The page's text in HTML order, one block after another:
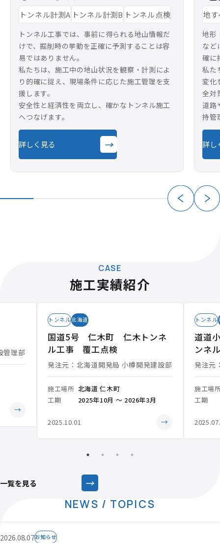
トンネル計測A トンネル計測B トンネル点検
トンネル工事では、事前に得られる地山情報だ
けで、掘削時の挙動を正確に予測することは容
易ではありません。
私たちは、施工中の地山状況を観察・計測によ
り的確に捉え、現場条件に応じた施工管理を支
援します。
安全性と経済性を両立し、確かなトンネル施工
へつなげます。
詳しく見る →
地
地形
など
確に
私た
変化
全対
道路
持管
詳し
CASE
施工実績紹介
管理部
→
トンネル北海道
国道5号 仁木町 仁木トンネ
ル工事 覆工点検
発注元：北海道開発局 小樽開発建設部
施工場所 北海道 仁木町
工期
2025年10月 ～ 2026年3月
2025.10.01 →
トンネル
道道
ンネ
発注元
施工場
工期
一覧を見る →
NEWS / TOPICS
2026.08.07お知らせ